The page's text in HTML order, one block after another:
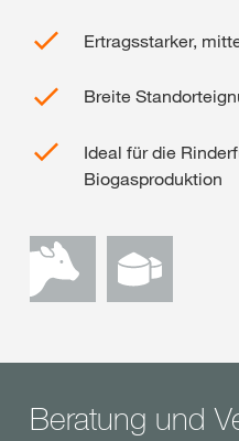
Ertragsstarker,
Breite
Ideal für die
Biogasproduktion
Beratung und